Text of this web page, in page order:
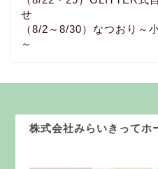
せ
（8/2～8/30）なつおり～
～
株式会社みらいきってホ